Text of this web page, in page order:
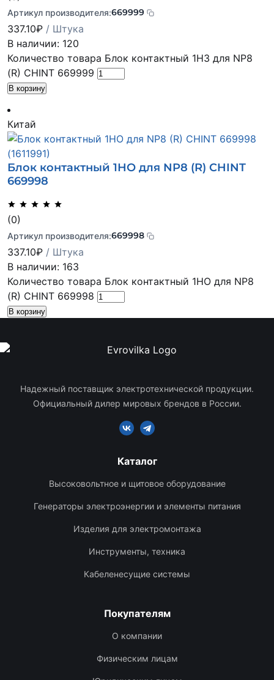
Артикул производителя:669999
337.10₽ / Штука
В наличии: 120
Количество товара Блок контактный 1НЗ для NP8
(R) CHINT 669999
В корзину
Китай
Блок контактный 1НО для NP8 (R) CHINT
669998
(0)
Артикул производителя:669998
337.10₽ / Штука
В наличии: 163
Количество товара Блок контактный 1НО для NP8
(R) CHINT 669998
В корзину
Надежный поставщик электротехнической продукции.
Официальный дилер мировых брендов в России.
Каталог
Высоковольтное и щитовое оборудование
Генераторы электроэнергии и элементы питания
Изделия для электромонтажа
Инструменты, техника
Кабеленесущие системы
Покупателям
О компании
Физическим лицам